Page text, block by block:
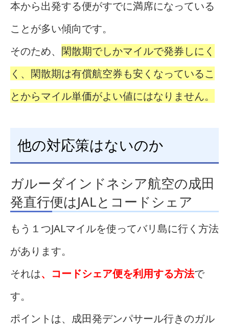
本から出発する便がすでに満席になっている
ことが多い傾向です。
そのため、 閑散期でしかマイルで発券しにく
く、閑散期は有償航空券も安くなっているこ
とからマイル単価がよい値にはなりません。
他の対応策はないのか
ガルーダインドネシア航空の成田
発直行便はJALとコードシェア
もう１つJALマイルを使ってバリ島に行く方法
があります。
それは、コードシェア便を利用する方法で
す。
ポイントは、成田発デンパサール行きのガル